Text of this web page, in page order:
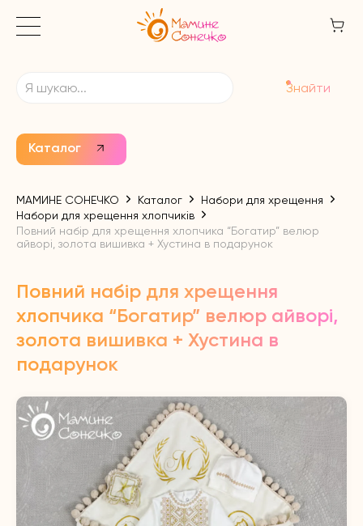
Каталог
Знайти
МАМИНЕ СОНЕЧКО Каталог
Набори для хрещення
Набори для хрещення хлопчиків
Повний набір для хрещення хлопчика “Богатир” велюр
айворі, золота вишивка + Хустина в подарунок
Повний набір для хрещення
хлопчика “Богатир” велюр айворі,
золота вишивка + Хустина в
подарунок